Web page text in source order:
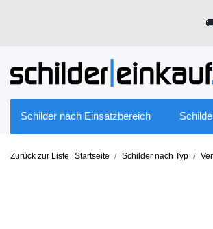
Schilder nach Einsatzbereich
Zurück zur Liste Startseite Schilder nach Typ